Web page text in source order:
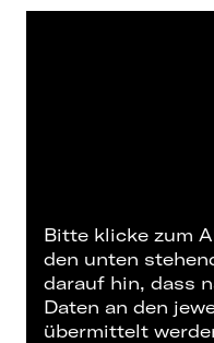
Bitte klicke zum
den unten
darauf hin, dass
Daten an den
übermittelt